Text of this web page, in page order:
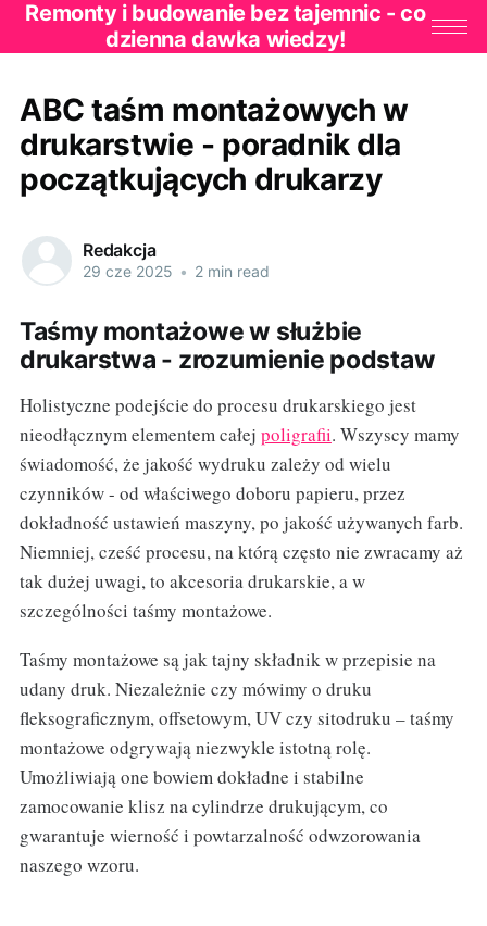
Remonty i budowanie bez tajemnic - co
dzienna dawka wiedzy!
ABC taśm montażowych w
drukarstwie - poradnik dla
początkujących drukarzy
Redakcja
29 cze 2025 • 2 min read
Taśmy montażowe w służbie
drukarstwa - zrozumienie podstaw
Holistyczne podejście do procesu drukarskiego jest
nieodłącznym elementem całej poligrafii. Wszyscy mamy
świadomość, że jakość wydruku zależy od wielu
czynników - od właściwego doboru papieru, przez
dokładność ustawień maszyny, po jakość używanych farb.
Niemniej, cześć procesu, na którą często nie zwracamy aż
tak dużej uwagi, to akcesoria drukarskie, a w
szczególności taśmy montażowe.
Taśmy montażowe są jak tajny składnik w przepisie na
udany druk. Niezależnie czy mówimy o druku
fleksograficznym, offsetowym, UV czy sitodruku – taśmy
montażowe odgrywają niezwykle istotną rolę.
Umożliwiają one bowiem dokładne i stabilne
zamocowanie klisz na cylindrze drukującym, co
gwarantuje wierność i powtarzalność odwzorowania
naszego wzoru.